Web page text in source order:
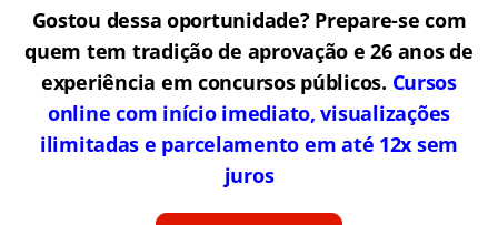
Gostou dessa oportunidade? Prepare-se com
quem tem tradição de aprovação e 26 anos de
experiência em concursos públicos. Cursos
online com início imediato, visualizações
ilimitadas e parcelamento em até 12x sem
juros